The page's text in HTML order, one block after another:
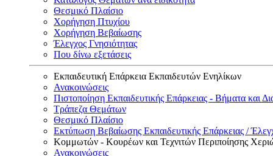
Θεσμικό Πλαίσιο
Χορήγηση Πτυχίου
Χορήγηση Βεβαίωσης
Έλεγχος Γνησιότητας
Που δίνω εξετάσεις
Εκπαιδευτική Επάρκεια Εκπαιδευτών Ενηλίκων
Ανακοινώσεις
Πιστοποίηση Εκπαιδευτικής Επάρκειας - Βήματα και
Τράπεζα Θεμάτων
Θεσμικό Πλαίσιο
Εκτύπωση Βεβαίωσης Εκπαιδευτικής Επάρκειας /
Κομμωτών - Κουρέων και Τεχνιτών Περιποίησης
Ανακοινώσεις